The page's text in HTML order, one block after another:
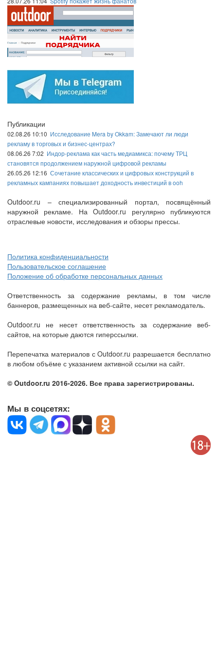
Публикации
02.08.26 10:10 Исследование Mera by Okkam: Замечают ли люди
рекламу в торговых и бизнес-центрах?
08.06.26 7:02 Индор-реклама как часть медиамикса: почему ТРЦ
становятся продолжением наружной цифровой рекламы
26.05.26 12:16 Сочетание классических и цифровых конструкций в
рекламных кампаниях повышает доходность инвестиций в ooh
Outdoor.ru – специализированный портал, посвящённый
наружной рекламе. На Outdoor.ru регулярно публикуются
отраслевые новости, исследования и обзоры прессы.
Политика конфиденциальности
Пользовательское соглашение
Положение об обработке персональных данных
Ответственность за содержание рекламы, в том числе
баннеров, размещенных на веб-сайте, несет рекламодатель.
Outdoor.ru не несет ответственность за содержание веб-
сайтов, на которые даются гиперссылки.
Перепечатка материалов с Outdoor.ru разрешается бесплатно
в любом объёме с указанием активной ссылки на сайт.
© Outdoor.ru 2016-2026. Все права зарегистрированы.
Мы в соцсетях: